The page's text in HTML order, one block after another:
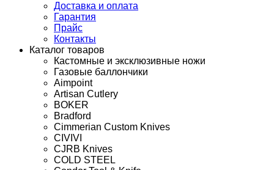
Доставка и оплата
Гарантия
Прайс
Контакты
Каталог товаров
Кастомные и эксклюзивные ножи
Газовые баллончики
Aimpoint
Artisan Cutlery
BOKER
Bradford
Cimmerian Custom Knives
CIVIVI
CJRB Knives
COLD STEEL